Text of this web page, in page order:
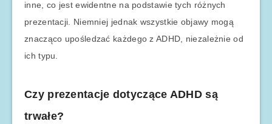
inne, co jest ewidentne na podstawie tych różnych
prezentacji. Niemniej jednak wszystkie objawy mogą
znacząco upośledzać każdego z ADHD, niezależnie od
ich typu.
Czy prezentacje dotyczące ADHD są
trwałe?